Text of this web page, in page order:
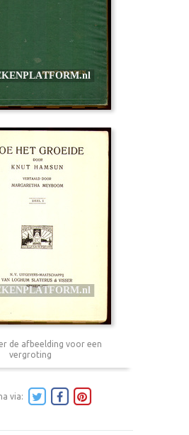
de afbeelding voor een
vergroting
via: